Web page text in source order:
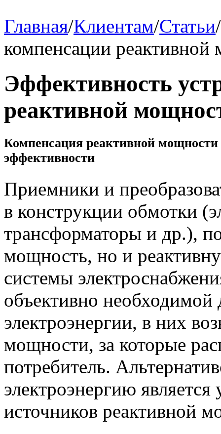
Главная/Клиентам/Статьи/
компенсации
Эффективность
реактивной
Компенсация реактивной мощности
эффективности
Приемники и
в конструкции обмотки
трансформаторы и др.),
мощность, но и
системы
объективно необходимой
электроэнергии, в них
мощности, за которые
потребитель.
электроэнергию
источников реактивной